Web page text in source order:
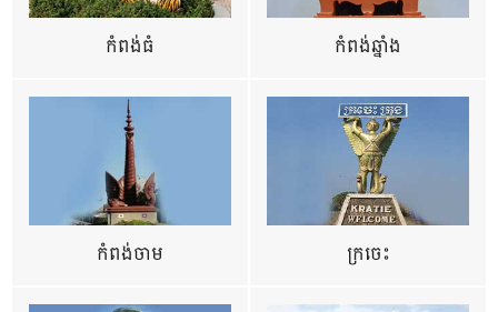
កំពង់ធំ កំពង់ឆ្នាំង
កំពង់ចាម ក្រចេះ